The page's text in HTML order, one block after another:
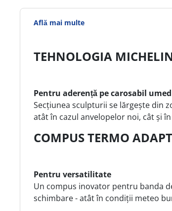
Află mai multe
TEHNOLOGIA
Pentru aderență pe carosabil umed
Secțiunea sculpturii se lărgește din
atât în cazul anvelopelor noi, cât și
COMPUS TERMO
Pentru versatilitate
Un compus inovator pentru banda
schimbare - atât în condiții meteo